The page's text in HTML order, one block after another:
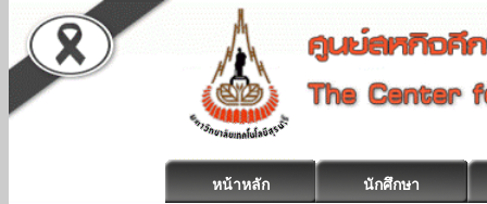
หน้าหลัก นักศึกษา